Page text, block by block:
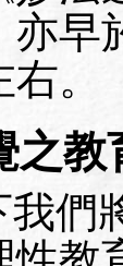
亦早
。
之教
我們